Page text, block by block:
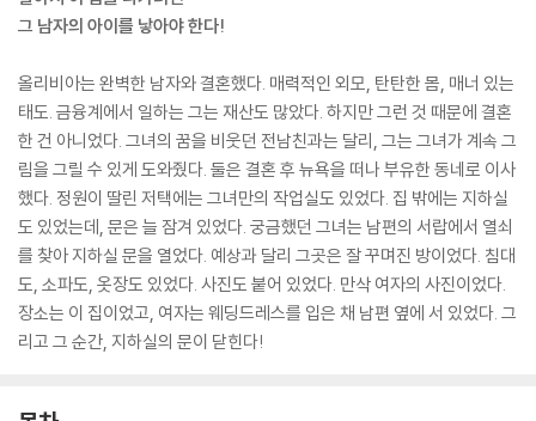
그 남자의 아이를 낳아야 한다!
올리비아는 완벽한 남자와 결혼했다. 매력적인 외모, 탄탄한 몸, 매너 있는
태도. 금융계에서 일하는 그는 재산도 많았다. 하지만 그런 것 때문에 결혼
한 건 아니었다. 그녀의 꿈을 비웃던 전남친과는 달리, 그는 그녀가 계속 그
림을 그릴 수 있게 도와줬다. 둘은 결혼 후 뉴욕을 떠나 부유한 동네로 이사
했다. 정원이 딸린 저택에는 그녀만의 작업실도 있었다. 집 밖에는 지하실
도 있었는데, 문은 늘 잠겨 있었다. 궁금했던 그녀는 남편의 서랍에서 열쇠
를 찾아 지하실 문을 열었다. 예상과 달리 그곳은 잘 꾸며진 방이었다. 침대
도, 소파도, 옷장도 있었다. 사진도 붙어 있었다. 만삭 여자의 사진이었다.
장소는 이 집이었고, 여자는 웨딩드레스를 입은 채 남편 옆에 서 있었다. 그
리고 그 순간, 지하실의 문이 닫힌다!